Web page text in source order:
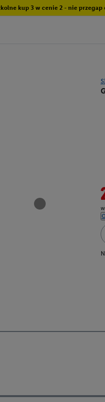
kup 3 w cenie 2 - nie przegap